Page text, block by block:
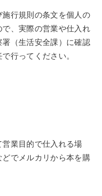
行規則の条文を個人の
、実際の営業や仕入れ
（生活安全課）に確認
行ってください。
業目的で仕入れる場
でメルカリから本を購